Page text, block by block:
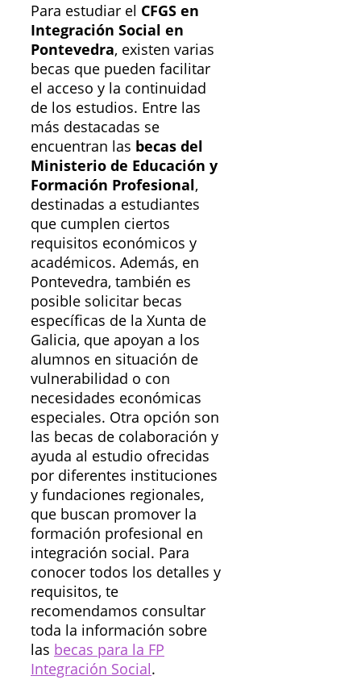
Para estudiar el CFGS en
Integración Social en
Pontevedra, existen varias
becas que pueden facilitar
el acceso y la continuidad
de los estudios. Entre las
más destacadas se
encuentran las becas del
Ministerio de Educación y
Formación Profesional,
destinadas a estudiantes
que cumplen ciertos
requisitos económicos y
académicos. Además, en
Pontevedra, también es
posible solicitar becas
específicas de la Xunta de
Galicia, que apoyan a los
alumnos en situación de
vulnerabilidad o con
necesidades económicas
especiales. Otra opción son
las becas de colaboración y
ayuda al estudio ofrecidas
por diferentes instituciones
y fundaciones regionales,
que buscan promover la
formación profesional en
integración social. Para
conocer todos los detalles y
requisitos, te
recomendamos consultar
toda la información sobre
las becas para la FP
Integración Social.